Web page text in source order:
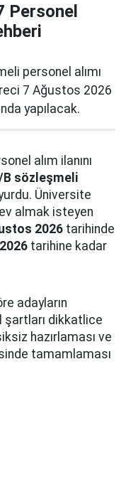
Personel
personel alımı
7 Ağustos 2026
yapılacak.
alım ilanını
B sözleşmeli
Üniversite
almak isteyen
2026 tarihinde
tarihine kadar
adayların
şartları dikkatlice
hazırlaması ve
tamamlaması